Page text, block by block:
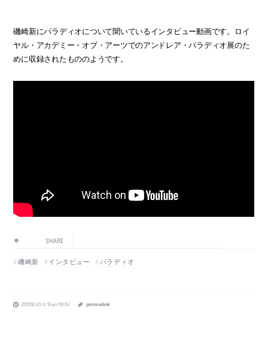
磯崎新にパラディオについて聞いているインタビュー動画です。ロイ
ヤル・アカデミー・オブ・アーツでのアンドレア・パラディオ展のた
めに収録されたもののようです。
SHARE
磯崎新 インタビュー パラディオ
2009.10.11 Sun 19:51 permalink